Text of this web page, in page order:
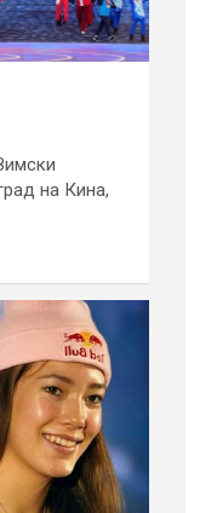
на Кина,